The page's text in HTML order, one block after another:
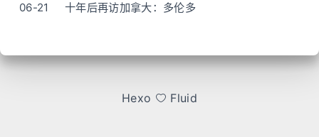
06-21
十年后再访加拿大：多伦多
Hexo Fluid